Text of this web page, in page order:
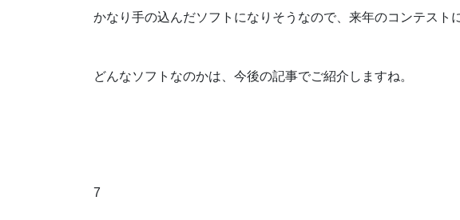
かなり手の込んだソフトになりそうなので、来年のコンテスト
どんなソフトなのかは、今後の記事でご紹介しますね。
7